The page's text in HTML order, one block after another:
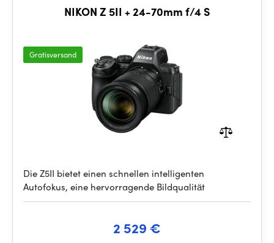
NIKON Z 5II + 24-70mm f/4 S
Gratisversand
Die Z5II bietet einen schnellen intelligenten
Autofokus, eine hervorragende Bildqualität
2 529 €